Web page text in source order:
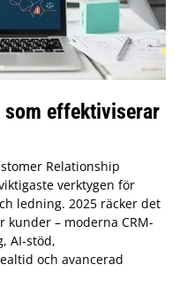
som effektiviserar
Relationship
verktygen för
ledning. 2025 räcker det
– moderna CRM-
AI-stöd,
och avancerad